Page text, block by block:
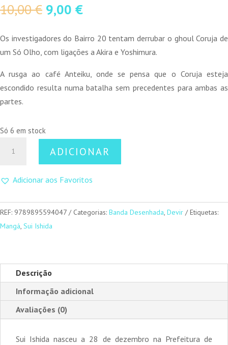
10,00€ O
original
era:
9,00 €O
atual
é:
Os investigadores do Bairro 20 tentam derrubar o ghoul Coruja de
um Só Olho, com ligações a Akira e Yoshimura.
A rusga ao café Anteiku, onde se pensa que o Coruja esteja
escondido resulta numa batalha sem precedentes para ambas as
partes.
Só 6 em stock
Ghoul
ADICIONAR
Adicionar aos Favoritos
REF: 9789895594047 Categorias: Banda Desenhada, Devir
Etiquetas:
Mangá, Sui Ishida
Descrição
Informação adicional
Avaliações (0)
Sui Ishida nasceu a 28 de dezembro na Prefeitura de